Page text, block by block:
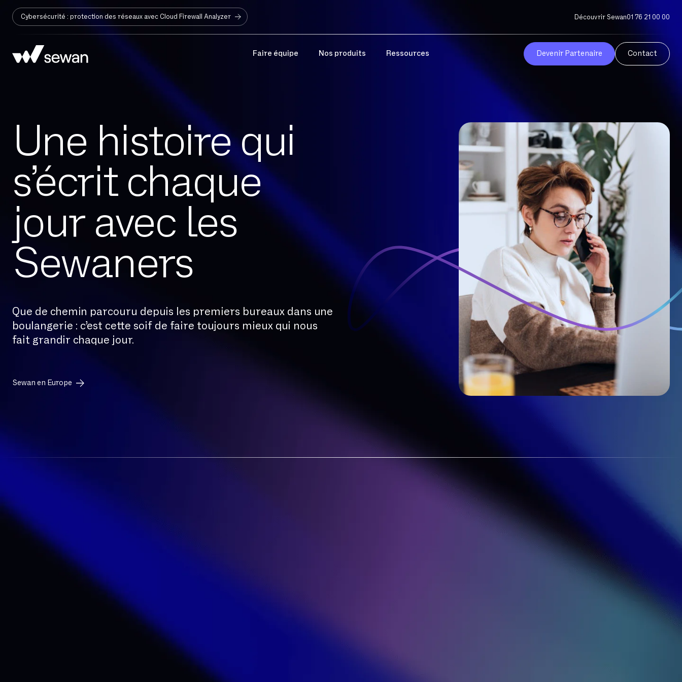
Cybersécurité : protection des réseaux avec Cloud Firewall Analyzer Découvrir Sewan01 76 21 00 00
Faire équipe Nos produits Ressources Devenir Partenaire Contact
Une histoire qui
s’écrit chaque
jour avec les
Sewaners
Que de chemin parcouru depuis les premiers bureaux dans une
boulangerie : c’est cette soif de faire toujours mieux qui nous
fait grandir chaque jour.
Sewan en Europe
L'histoire de Sewan débute dans une ancienne boulangerie de Paris.
Alors que l'odeur du pain chaud plane encore, les fondateurs imaginent la recette de